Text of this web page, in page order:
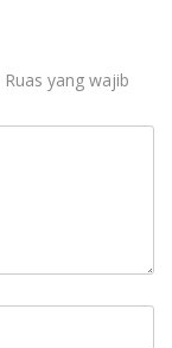
Ruas yang wajib